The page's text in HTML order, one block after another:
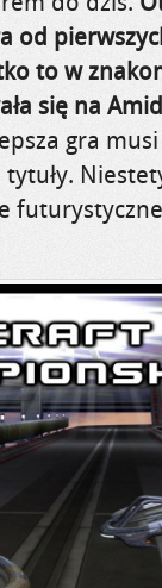
od
to w
się na
gra